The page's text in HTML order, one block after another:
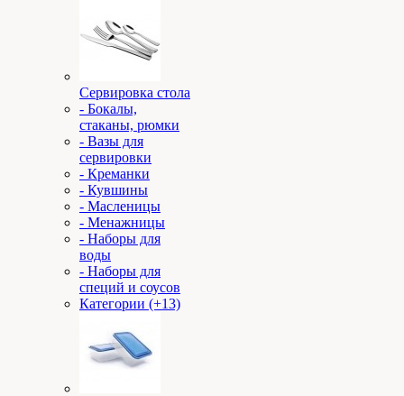
Сервировка стола
- Бокалы,
стаканы, рюмки
- Вазы для
сервировки
- Креманки
- Кувшины
- Масленицы
- Менажницы
- Наборы для
воды
- Наборы для
специй и соусов
Категории (+13)